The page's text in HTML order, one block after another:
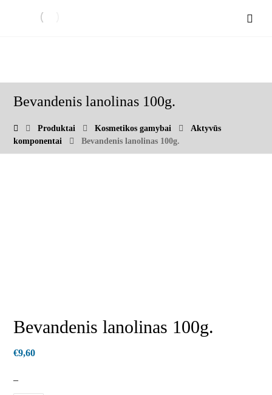
Bevandenis lanolinas 100g.
Produktai Kosmetikos gamybai
Aktyvūs
komponentai
Bevandenis lanolinas 100g.
Bevandenis lanolinas 100g.
€9,60
–